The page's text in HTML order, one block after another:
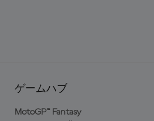
ゲームハブ
MotoGP™ Fantasy